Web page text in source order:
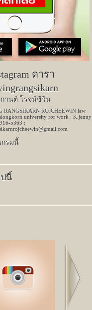
ดารา
กานต์ โรจน์ชีวิน
RANGSIKARN ROJCHEEWIN law
university for work : K.jenny
5363 :
กรมนี้
นี้